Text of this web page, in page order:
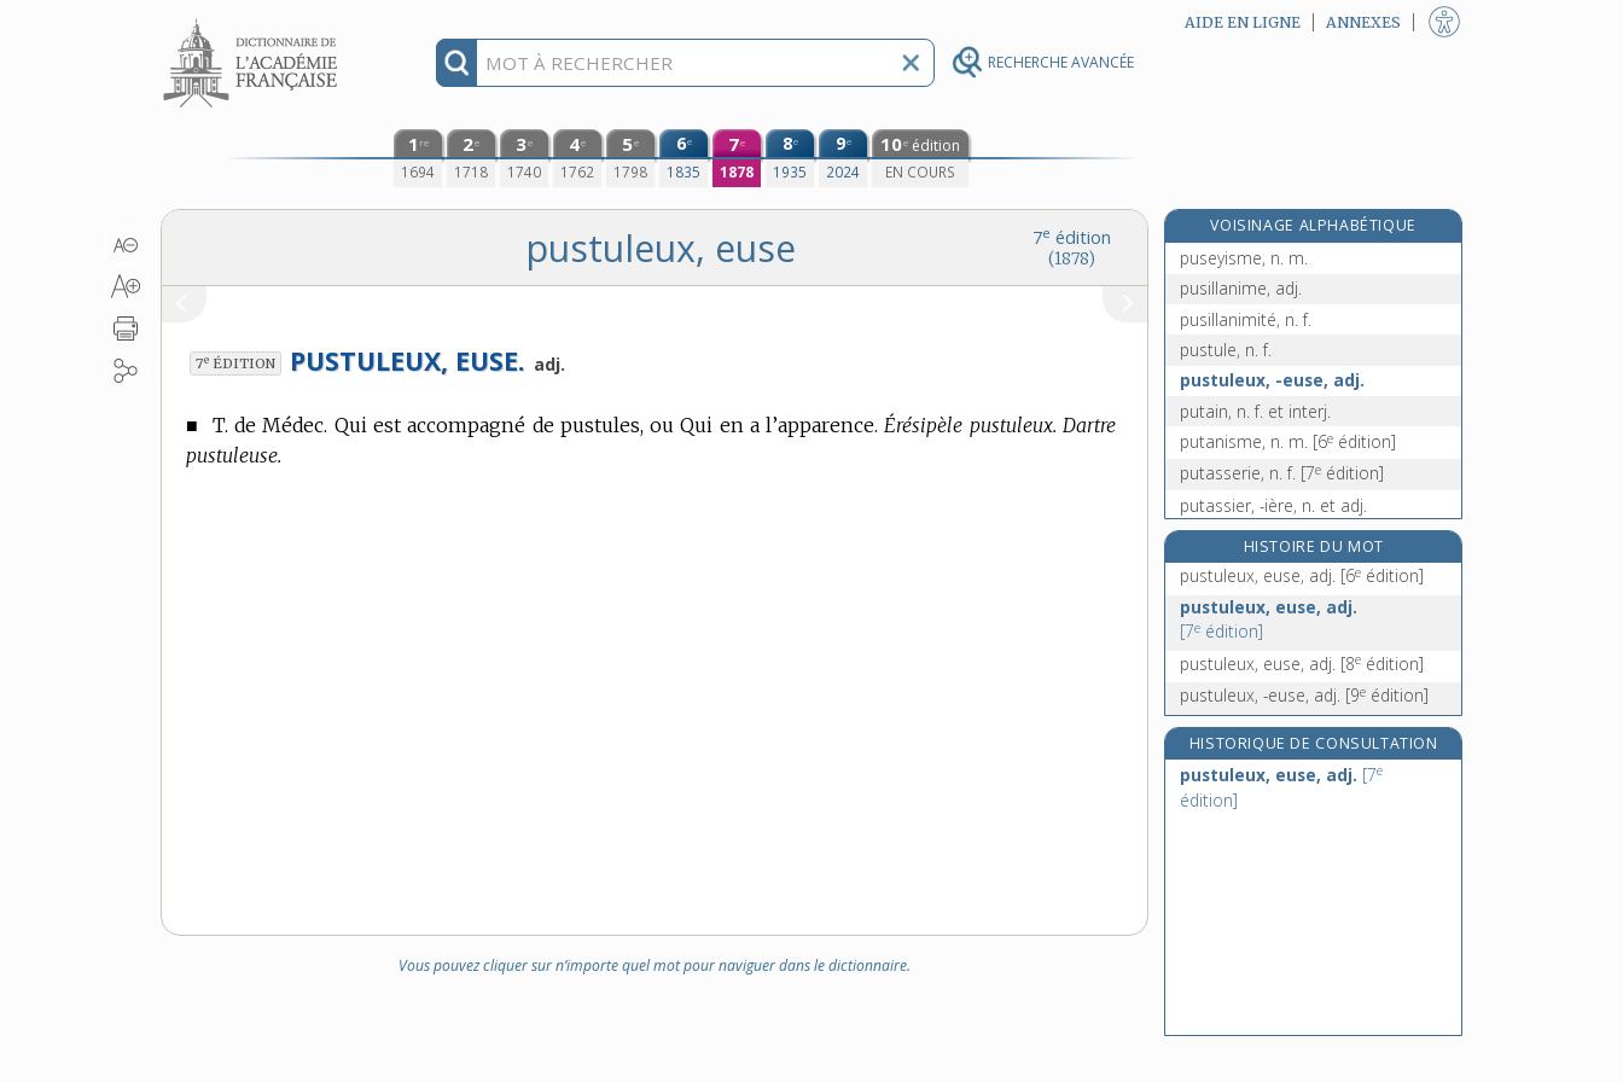
RECHERCHE AVANCÉE
Aller au contenu AIDE EN LIGNE ANNEXES
1 re
1694
2e
1718
3e
1740
4e
1762
5e
1798
6e
1835
7e
1878
8e
1935
9e
2024
10e édition
EN COURS
7e édition
(1878)
pustuleux, euse
7e ÉDITION PUSTULEUX, EUSE. adj.
■ T. de Médec. Qui est accompagné de pustules, ou Qui en a l’apparence. Érésipèle pustuleux. Dartre
pustuleuse.
Vous pouvez cliquer sur n’importe quel mot pour naviguer dans le dictionnaire.
VOISINAGE ALPHABÉTIQUE
puséisme, n. m.
puseyisme, n. m.
pusillanime, adj.
pusillanimité, n. f.
pustule, n. f.
pustuleux, -euse, adj.
putain, n. f. et interj.
putanisme, n. m. [6e édition]
putasserie, n. f. [7e édition]
putassier, -ière, n. et adj.
putatif, -ive, adj.
pute, n. f.
putier, n. m.
putiet, n. m.
putois, n. m.
HISTOIRE DU MOT
pustuleux, euse, adj. [6e édition]
pustuleux, euse, adj.
[7e édition]
pustuleux, euse, adj. [8e édition]
pustuleux, -euse, adj. [9e édition]
HISTORIQUE DE CONSULTATION
pustuleux, euse, adj. [7e
édition]